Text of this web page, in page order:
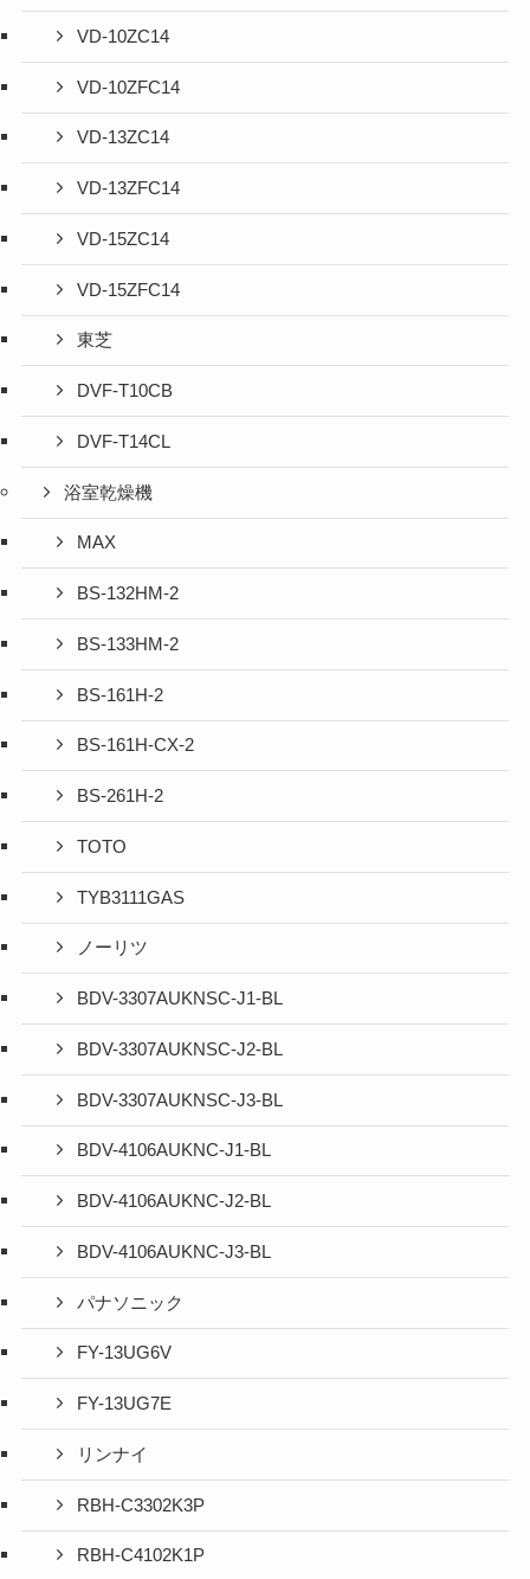
VD-10ZC14
VD-10ZFC14
VD-13ZC14
VD-13ZFC14
VD-15ZC14
VD-15ZFC14
東芝
DVF-T10CB
DVF-T14CL
浴室乾燥機
MAX
BS-132HM-2
BS-133HM-2
BS-161H-2
BS-161H-CX-2
BS-261H-2
TOTO
TYB3111GAS
ノーリツ
BDV-3307AUKNSC-J1-BL
BDV-3307AUKNSC-J2-BL
BDV-3307AUKNSC-J3-BL
BDV-4106AUKNC-J1-BL
BDV-4106AUKNC-J2-BL
BDV-4106AUKNC-J3-BL
パナソニック
FY-13UG6V
FY-13UG7E
リンナイ
RBH-C3302K3P
RBH-C4102K1P